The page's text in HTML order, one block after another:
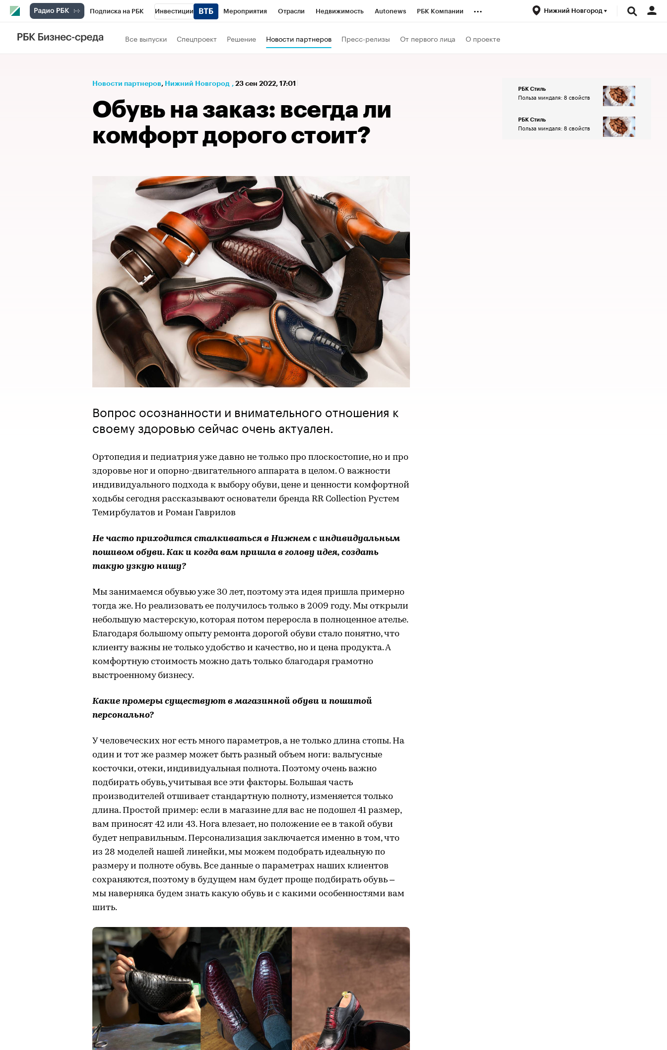
Подписка на РБК Инвестиции Мероприятия Отрасли Недвижимость Autonews РБК Компании
Телеканал
Спецпроекты
Рынок наличной валюты
... Нижний Новгород
Все выпуски Спецпроект Решение Новости партнеров Пресс-релизы От первого лица О проекте
Новости партнеров⁠, Нижний Новгород , 23 сен 2022, 17:01
Обувь на заказ: всегда ли
комфорт дорого стоит?
Вопрос осознанности и внимательного отношения к
своему здоровью сейчас очень актуален.
Ортопедия и педиатрия уже давно не только про плоскостопие, но и про
здоровье ног и опорно-двигательного аппарата в целом. О важности
индивидуального подхода к выбору обуви, цене и ценности комфортной
ходьбы сегодня рассказывают основатели бренда RR Collection Рустем
Темирбулатов и Роман Гаврилов
Не часто приходится сталкиваться в Нижнем с индивидуальным
пошивом обуви. Как и когда вам пришла в голову идея, создать
такую узкую нишу?
Мы занимаемся обувью уже 30 лет, поэтому эта идея пришла примерно
тогда же. Но реализовать ее получилось только в 2009 году. Мы открыли
небольшую мастерскую, которая потом переросла в полноценное ателье.
Благодаря большому опыту ремонта дорогой обуви стало понятно, что
клиенту важны не только удобство и качество, но и цена продукта. А
комфортную стоимость можно дать только благодаря грамотно
выстроенному бизнесу.
Какие промеры существуют в магазинной обуви и пошитой
персонально?
У человеческих ног есть много параметров, а не только длина стопы. На
один и тот же размер может быть разный объем ноги: вальгусные
косточки, отеки, индивидуальная полнота. Поэтому очень важно
подбирать обувь, учитывая все эти факторы. Большая часть
производителей отшивает стандартную полноту, изменяется только
длина. Простой пример: если в магазине для вас не подошел 41 размер,
вам приносят 42 или 43. Нога влезает, но положение ее в такой обуви
будет неправильным. Персонализация заключается именно в том, что
из 28 моделей нашей линейки, мы можем подобрать идеальную по
размеру и полноте обувь. Все данные о параметрах наших клиентов
сохраняются, поэтому в будущем нам будет проще подбирать обувь –
мы наверняка будем знать какую обувь и с какими особенностями вам
шить.
РБК Стиль
Польза миндаля: 8 свойств
РБК Стиль
Польза миндаля: 8 свойств